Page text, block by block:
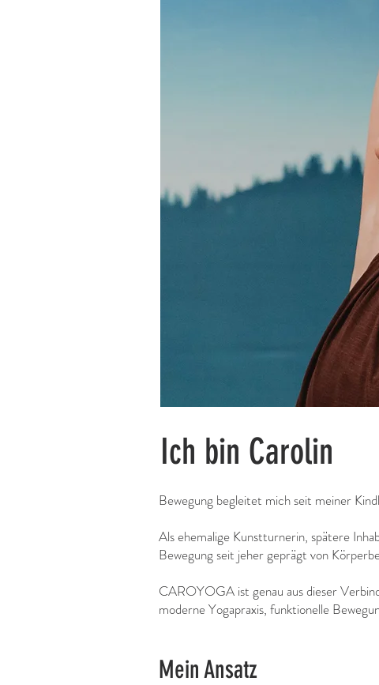
Ich bin Carolin
Bewegung begleitet mich seit meiner
Als ehemalige Kunstturnerin, spätere
Bewegung seit jeher geprägt von
CAROYOGA ist genau aus dieser
moderne Yogapraxis, funktionelle
Mein Ansatz